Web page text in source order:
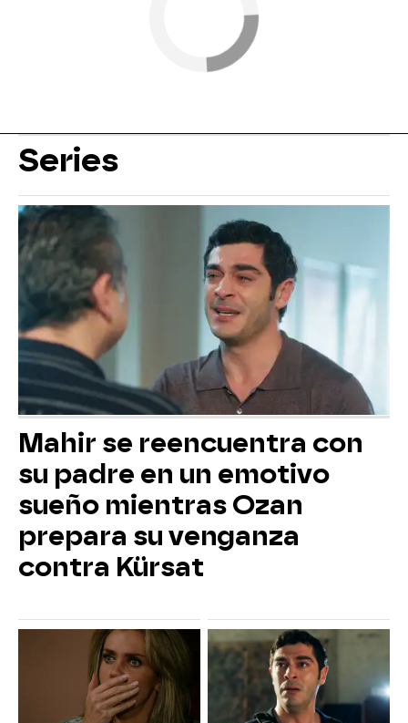
Series
Mahir se reencuentra con
su padre en un emotivo
sueño mientras Ozan
prepara su venganza
contra Kürsat